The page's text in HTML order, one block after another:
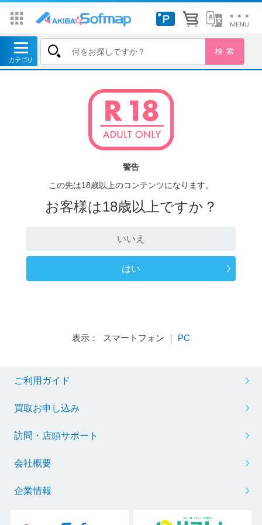
警告
この先は18歳以上のコンテンツになります。
お客様は18歳以上ですか？
いいえ
はい
表示： スマートフォン ｜ PC
ご利用ガイド
買取お申し込み
訪問・店頭サポート
会社概要
企業情報